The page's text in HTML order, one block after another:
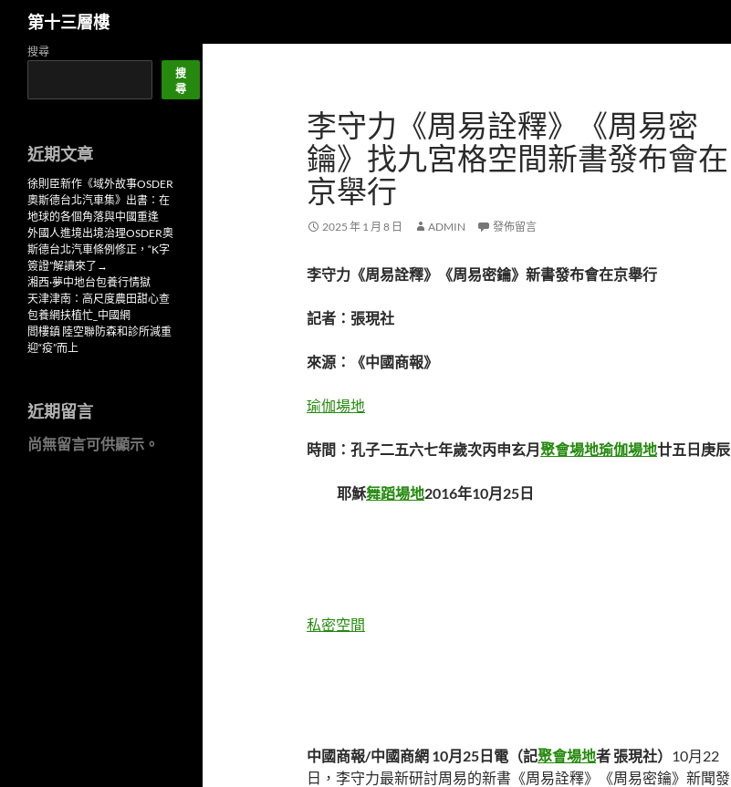
第十三層樓
李守力《周易詮釋》《周易密
鑰》找九宮格空間新書發布會在
京舉行
2025 年 1 月 8 日 ADMIN 發佈留言
李守力《周易詮釋》《周易密鑰》新書發布會在京舉行
記者：張現社
來源：《中國商報》
瑜伽場地
時間：孔子二五六七年歲次丙申玄月聚會場地瑜伽場地廿五日庚辰
耶穌舞蹈場地2016年10月25日
私密空間
中國商報/中國商網 10月25日電（記聚會場地者 張現社） 10月22
日，李守力最新研討周易的新書《周易詮釋》《周易密鑰》新聞發
搜尋
搜
尋
近期文章
徐則臣新作《域外故事OSDER
奧斯德台北汽車集》出書：在
地球的各個角落與中國重逢
外國人進境出境治理OSDER奧
斯德台北汽車條例修正，“K字
簽證”解讀來了→
湘西·夢中地台包養行情獄
天津津南：高尺度農田甜心查
包養網扶植忙_中國網
閻樓鎮 陸空聯防森和診所減重
迎“疫”而上
近期留言
尚無留言可供顯示。